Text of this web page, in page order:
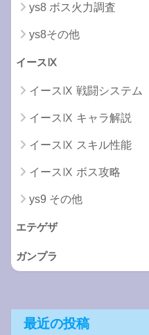
ys8 ボス火力調査
ys8その他
イースⅨ
イースⅨ 戦闘システム
イースⅨ キャラ解説
イースⅨ スキル性能
イースⅨ ボス攻略
ys9 その他
エテゲザ
ガンプラ
最近の投稿